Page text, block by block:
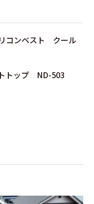
コンベスト クール
トップ ND-503